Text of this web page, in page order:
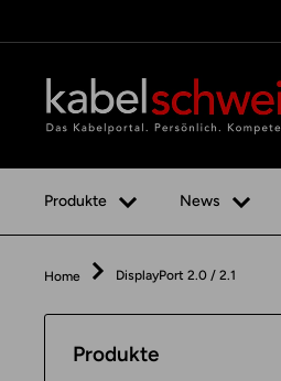
zum
Fertige
Boxen
anzeigen
kabelschweiz
Produkte News
Home DisplayPort 2.0 / 2.1
Produkte